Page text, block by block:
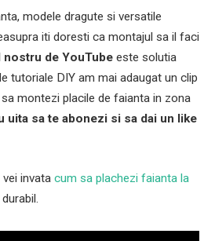
modele dragute si versatile
iti doresti ca montajul sa il faci
nostru de YouTube este solutia
tutoriale DIY am mai adaugat un clip
montezi placile de faianta in zona
uita sa te abonezi si sa dai un like
invata cum sa plachezi faianta la